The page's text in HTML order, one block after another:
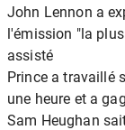
John Lennon a
l'émission "la
assisté
Prince a travaillé
une heure et a
Sam Heughan